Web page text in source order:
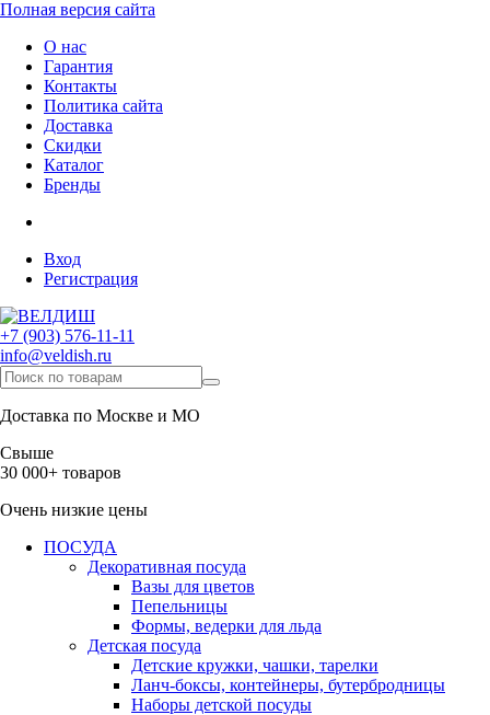
Полная версия сайта
О нас
Гарантия
Контакты
Политика сайта
Доставка
Скидки
Каталог
Бренды
Вход
Регистрация
+7 (903) 576-11-11
info@veldish.ru
Доставка по Москве и МО
Свыше
30 000+ товаров
Очень низкие цены
ПОСУДА
Декоративная посуда
Вазы для цветов
Пепельницы
Формы, ведерки для льда
Детская посуда
Детские кружки, чашки, тарелки
Ланч-боксы, контейнеры, бутербродницы
Наборы детской посуды